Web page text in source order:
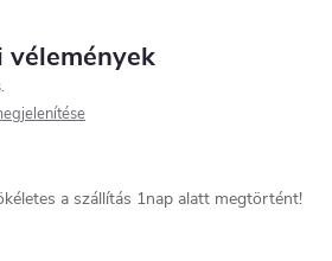
vélemények
a szállítás 1nap alatt megtörtént!